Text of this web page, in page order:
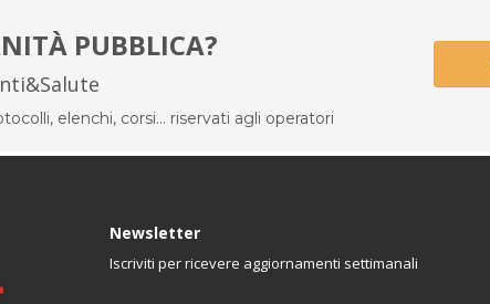
PUBBLICA?
elenchi, corsi... riservati agli operatori
Newsletter
Iscriviti per ricevere aggiornamenti settimanali